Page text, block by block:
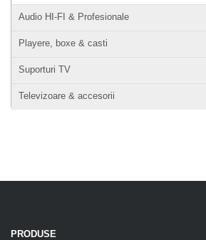
Audio HI-FI & Profesionale
Playere, boxe & casti
Suporturi TV
Televizoare & accesorii
PRODUSE